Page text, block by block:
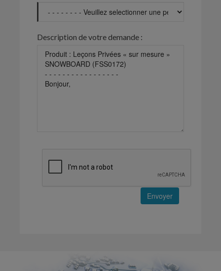
Description de votre demande :
Envoyer